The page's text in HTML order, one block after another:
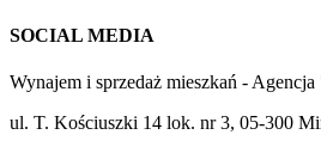
SOCIAL MEDIA
Wynajem i sprzedaż mieszkań -
ul. T. Kościuszki 14 lok. nr 3, 05-300